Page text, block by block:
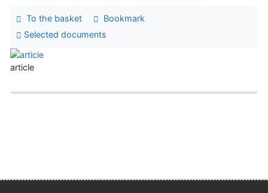
To the basket
Bookmark
Selected documents
article